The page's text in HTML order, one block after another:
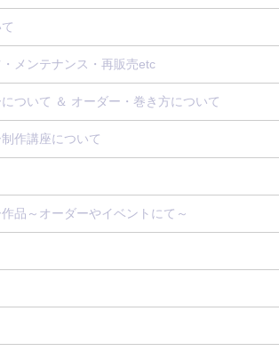
メンテナンス・再販売etc
ついて ＆ オーダー・巻き方について
作講座について
品～オーダーやイベントにて～